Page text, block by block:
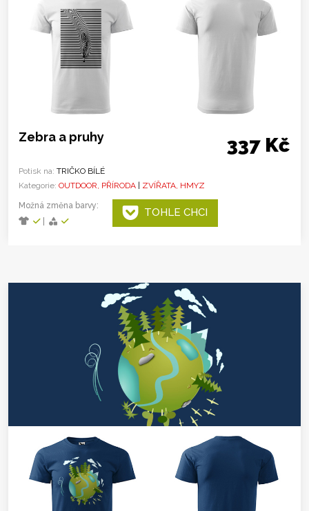
Zebra a pruhy 337 Kč
Potisk na: TRIČKO BÍLÉ
Kategorie: OUTDOOR, PŘÍRODA ZVÍŘATA, HMYZ
Možná změna barvy:
TOHLE CHCI